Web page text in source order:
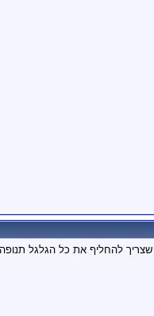
להחליף את כל הגלגל